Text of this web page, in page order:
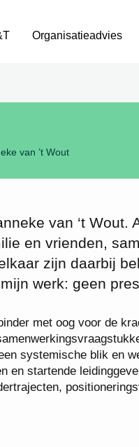
Organisatieadvies
van ’t Wout
van ‘t
en vrienden,
zijn daarbij
werk: geen
met oog voor de
systemische blik en
en startende